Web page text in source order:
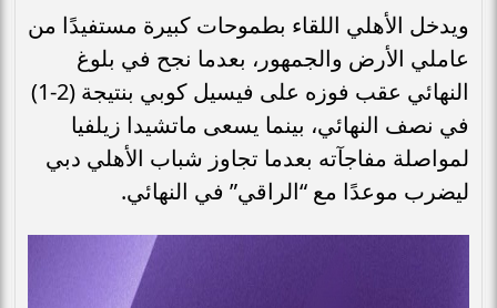
ويدخل الأهلي اللقاء بطموحات كبيرة مستفيدًا من
عاملي الأرض والجمهور، بعدما نجح في بلوغ
النهائي عقب فوزه على فيسيل كوبي بنتيجة (2-1)
في نصف النهائي، بينما يسعى ماتشيدا زيلفيا
لمواصلة مفاجآته بعدما تجاوز شباب الأهلي دبي
ليضرب موعدًا مع “الراقي” في النهائي.